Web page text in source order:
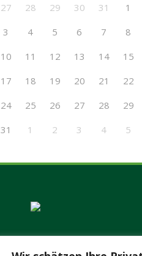
27 28 29 30 31 1
3
4 5 6 7 8
10
11 12 13 14 15
17
18 19 20 21 22
24
25 26 27 28 29
31
1 2 3 4 5